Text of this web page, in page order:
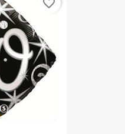
favorite_border